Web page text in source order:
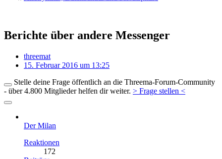
Berichte über andere Messenger
threemat
15. Februar 2016 um 13:25
Stelle deine Frage öffentlich an die Threema-Forum-Community
- über 4.800 Mitglieder helfen dir weiter. > Frage stellen <
Der Milan
Reaktionen
172